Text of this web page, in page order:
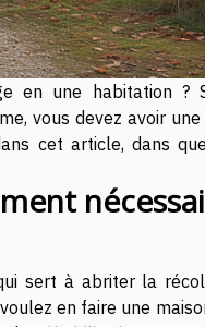
en une habitation ?
vous devez avoir
cet article, dans
sert à abriter la
en faire une